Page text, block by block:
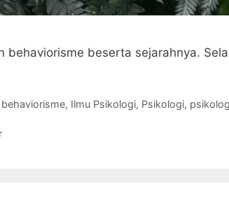
behaviorisme beserta sejarahnya.
behaviorisme, Ilmu Psikologi, Psikologi,